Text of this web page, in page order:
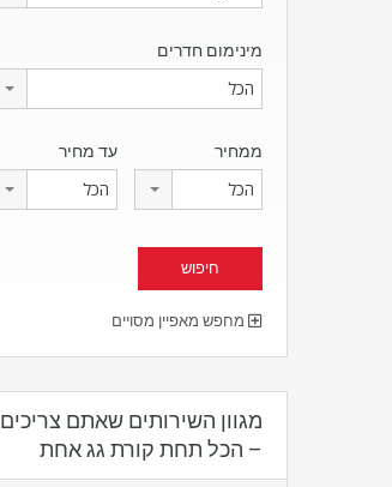
מינימום חדרים
הכל
ממחיר
הכל
עד מחיר
הכל
מחפש מאפיין מסויים
מגוון השירותים שאתם צריכים
– הכל תחת קורת גג אחת